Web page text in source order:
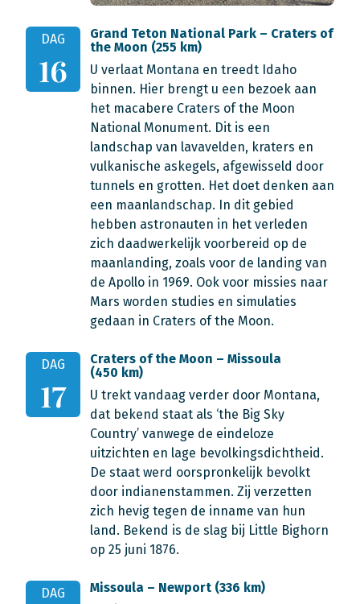
DAG
16
Grand Teton National Park – Craters of
the Moon (255 km)
U verlaat Montana en treedt Idaho
binnen. Hier brengt u een bezoek aan
het macabere Craters of the Moon
National Monument. Dit is een
landschap van lavavelden, kraters en
vulkanische askegels, afgewisseld door
tunnels en grotten. Het doet denken aan
een maanlandschap. In dit gebied
hebben astronauten in het verleden
zich daadwerkelijk voorbereid op de
maanlanding, zoals voor de landing van
de Apollo in 1969. Ook voor missies naar
Mars worden studies en simulaties
gedaan in Craters of the Moon.
DAG
17
Craters of the Moon – Missoula
(450 km)
U trekt vandaag verder door Montana,
dat bekend staat als ‘the Big Sky
Country’ vanwege de eindeloze
uitzichten en lage bevolkingsdichtheid.
De staat werd oorspronkelijk bevolkt
door indianenstammen. Zij verzetten
zich hevig tegen de inname van hun
land. Bekend is de slag bij Little Bighorn
op 25 juni 1876.
DAG
Missoula – Newport (336 km)